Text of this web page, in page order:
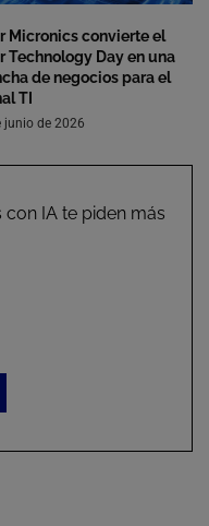
Micronics convierte el
Technology Day en una
de negocios para el
TI
junio de 2026
IA te piden más